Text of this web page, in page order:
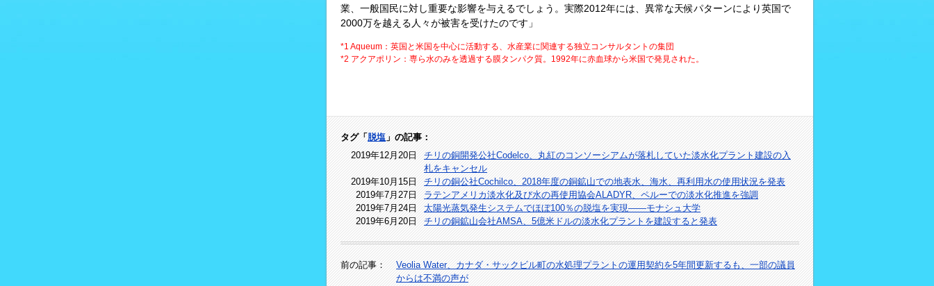
業、一般国民に対し重要な影響を与えるでしょう。実際2012年には、異常な天候パターンにより英国で
2000万を越える人々が被害を受けたのです」
*1 Aqueum：英国と米国を中心に活動する、水産業に関連する独立コンサルタントの集団
*2 アクアポリン：専ら水のみを透過する膜タンパク質。1992年に赤血球から米国で発見された。
タグ「 脱塩 」の記事：
2019年12月20日
チリの銅開発公社Codelco、丸紅のコンソーシアムが落札していた淡水化プラント建設の入
札をキャンセル
2019年10月15日
チリの銅公社Cochilco、2018年度の銅鉱山での地表水、海水、再利用水の使用状況を発表
2019年7月27日
ラテンアメリカ淡水化及び水の再使用協会ALADYR、ペルーでの淡水化推進を強調
2019年7月24日
太陽光蒸気発生システムでほぼ100％の脱塩を実現――モナシュ大学
2019年6月20日
チリの銅鉱山会社AMSA、5億米ドルの淡水化プラントを建設すると発表
前の記事：
Veolia Water、カナダ・サックビル町の水処理プラントの運用契約を5年間更新するも、一部の議員
からは不満の声が